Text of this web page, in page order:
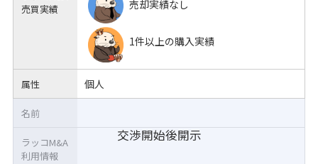
売買実績
売却実績なし
1件以上の購入実績
属性 個人
交渉開始後開示
名前
ラッコM&A
利用情報